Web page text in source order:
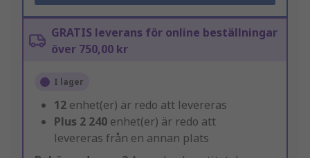
GRATIS leverans för online beställningar
över 750,00 kr
I lager
12 enhet(er) är redo att levereras
Plus 2 240 enhet(er) är redo att
levereras från en annan plats